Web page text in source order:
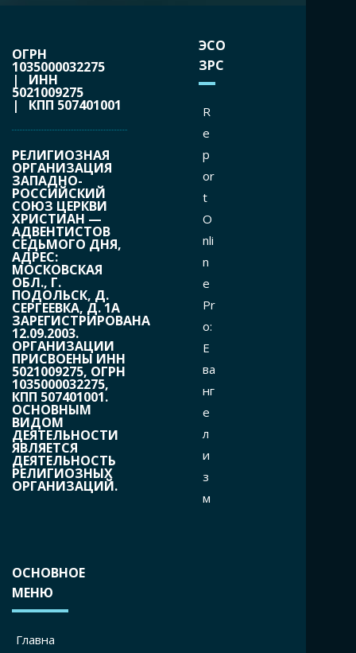
ОГРН
1035000032275
| ИНН
5021009275
| КПП 507401001
РЕЛИГИОЗНАЯ
ОРГАНИЗАЦИЯ
ЗАПАДНО-
РОССИЙСКИЙ
СОЮЗ ЦЕРКВИ
ХРИСТИАН —
АДВЕНТИСТОВ
СЕДЬМОГО ДНЯ,
АДРЕС:
МОСКОВСКАЯ
ОБЛ., Г.
ПОДОЛЬСК, Д.
СЕРГЕЕВКА, Д. 1А
ЗАРЕГИСТРИРОВАНА
12.09.2003.
ОРГАНИЗАЦИИ
ПРИСВОЕНЫ ИНН
5021009275, ОГРН
1035000032275,
КПП 507401001.
ОСНОВНЫМ
ВИДОМ
ДЕЯТЕЛЬНОСТИ
ЯВЛЯЕТСЯ
ДЕЯТЕЛЬНОСТЬ
РЕЛИГИОЗНЫХ
ОРГАНИЗАЦИЙ.
ЭСО
ЗРС
R
e
p
or
t
O
nli
n
e
Pr
o:
Е
ва
нг
е
л
и
з
м
ОСНОВНОЕ
МЕНЮ
Главна